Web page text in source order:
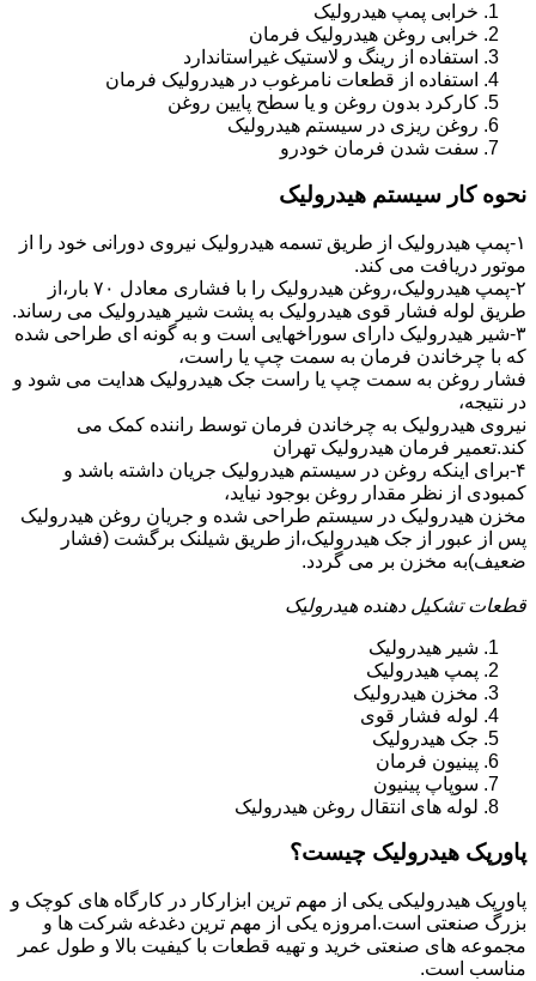
خرابی پمپ هیدرولیک
خرابی روغن هیدرولیک فرمان
استفاده از رینگ و لاستیک غیراستاندارد
استفاده از قطعات نامرغوب در هیدرولیک فرمان
کارکرد بدون روغن و یا سطح پایین روغن
روغن ریزی در سیستم هیدرولیک
سفت شدن فرمان خودرو
نحوه کار سیستم هیدرولیک
۱-پمپ هیدرولیک از طریق تسمه هیدرولیک نیروی دورانی خود را از
موتور دریافت می کند.
۲-پمپ هیدرولیک،روغن هیدرولیک را با فشاری معادل ۷۰ بار،از
طریق لوله فشار قوی هیدرولیک به پشت شیر هیدرولیک می رساند.
۳-شیر هیدرولیک دارای سوراخهایی است و به گونه ای طراحی شده
که با چرخاندن فرمان به سمت چپ یا راست،
فشار روغن به سمت چپ یا راست جک هیدرولیک هدایت می شود و
در نتیجه،
نیروی هیدرولیک به چرخاندن فرمان توسط راننده کمک می
کند.تعمیر فرمان هیدرولیک تهران
۴-برای اینکه روغن در سیستم هیدرولیک جریان داشته باشد و
کمبودی از نظر مقدار روغن بوجود نیاید،
مخزن هیدرولیک در سیستم طراحی شده و جریان روغن هیدرولیک
پس از عبور از جک هیدرولیک،از طریق شیلنک برگشت (فشار
ضعیف)به مخزن بر می گردد.
قطعات تشکیل دهنده هیدرولیک
شیر هیدرولیک
پمپ هیدرولیک
مخزن هیدرولیک
لوله فشار قوی
جک هیدرولیک
پینیون فرمان
سوپاپ پینیون
لوله های انتقال روغن هیدرولیک
پاورپک هیدرولیک چیست؟
پاورپک هیدرولیکی یکی از مهم ترین ابزارکار در کارگاه های کوچک و
بزرگ صنعتی است.امروزه یکی از مهم ترین دغدغه شرکت ها و
مجموعه های صنعتی خرید و تهیه قطعات با کیفیت بالا و طول عمر
مناسب است.